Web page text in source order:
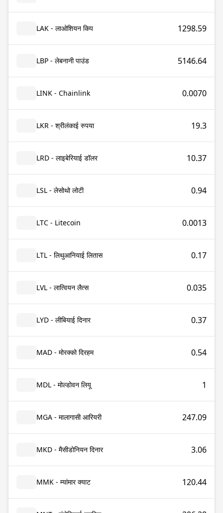
LAK - लाओशियन किप 1298.59
LBP - लेबनानी पाउंड 5146.64
LINK - Chainlink 0.0070
LKR - श्रीलंकाई रुपया 19.3
LRD - लाइबेरियाई डॉलर 10.37
LSL - लेसोथो लोटी 0.94
LTC - Litecoin 0.0013
LTL - लिथुआनियाई लितास 0.17
LVL - लात्वियन लैत्स 0.035
LYD - लीबियाई दिनार 0.37
MAD - मोरक्को दिरहम 0.54
MDL - मोल्डोवन लियू 1
MGA - मालागासी आरियरी 247.09
MKD - मैसीडोनियन दिनार 3.06
MMK - म्यांमार क्याट 120.44